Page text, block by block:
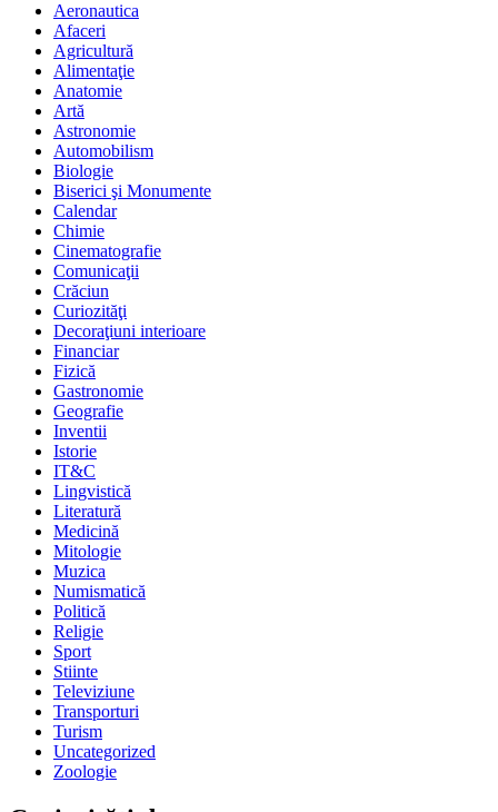
Aeronautica
Afaceri
Agricultură
Alimentaţie
Anatomie
Artă
Astronomie
Automobilism
Biologie
Biserici şi Monumente
Calendar
Chimie
Cinematografie
Comunicaţii
Crăciun
Curiozităţi
Decoraţiuni interioare
Financiar
Fizică
Gastronomie
Geografie
Inventii
Istorie
IT&C
Lingvistică
Literatură
Medicină
Mitologie
Muzica
Numismatică
Politică
Religie
Sport
Stiinte
Televiziune
Transporturi
Turism
Uncategorized
Zoologie